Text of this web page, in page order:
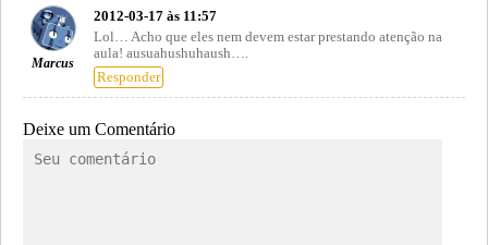
Marcus
2012-03-17 às 11:57
Lol… Acho que eles nem devem estar prestando atenção na
aula! ausuahushuhaush….
Responder
Deixe um Comentário